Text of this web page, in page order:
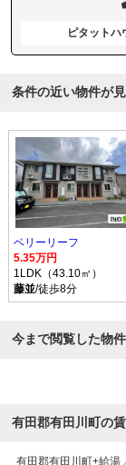
ピタット
条件の近い物件が
ベリーリーフ
5.35万円
1LDK（43.10㎡）
藤並/徒歩8分
今まで閲覧した物件
有田郡有田川町の
有田郡有田川町+給湯